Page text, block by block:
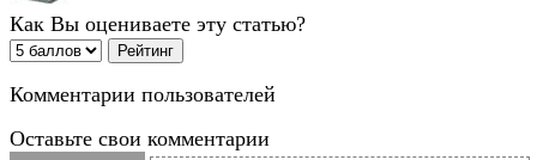
Как Вы оцениваете эту статью?
Комментарии пользователей
Оставьте свои комментарии